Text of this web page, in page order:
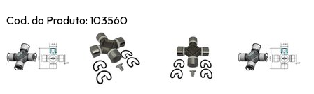
Cod. do Produto: 103560